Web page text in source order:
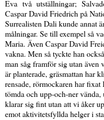
Eva två utställningar;
Caspar David Friedrich på
Surrealisten Dali kunde annat
målningar. Se till exempel så
Maria. Även Caspar David
vakna. Men så tyckte han
man såg framför sig utan även
är planterade, gräsmattan har
rensade, rörmockaren har
tömda och upp-och-ner
klarar sig fint utan att vi åker
emot aktivitetsfyllda helger i